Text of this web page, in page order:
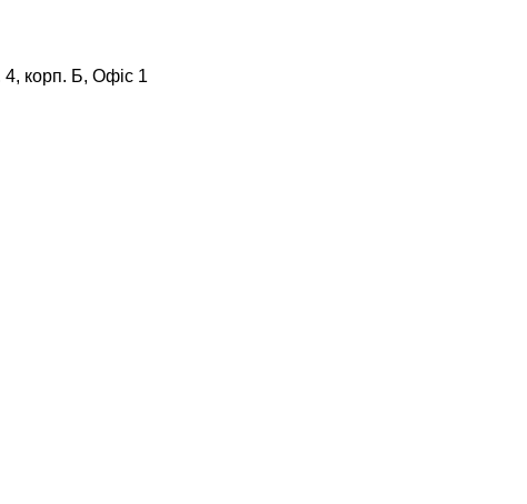
4, корп. Б, Офіс 1